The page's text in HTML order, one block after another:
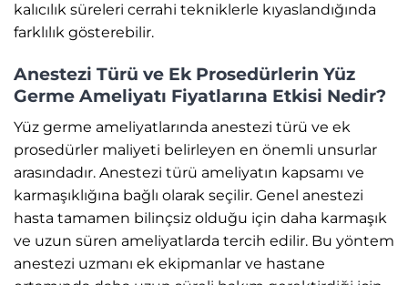
kalıcılık süreleri cerrahi tekniklerle kıyaslandığında
farklılık gösterebilir.
Anestezi Türü ve Ek Prosedürlerin Yüz
Germe Ameliyatı Fiyatlarına Etkisi Nedir?
Yüz germe ameliyatlarında anestezi türü ve ek
prosedürler maliyeti belirleyen en önemli unsurlar
arasındadır. Anestezi türü ameliyatın kapsamı ve
karmaşıklığına bağlı olarak seçilir. Genel anestezi
hasta tamamen bilinçsiz olduğu için daha karmaşık
ve uzun süren ameliyatlarda tercih edilir. Bu yöntem
anestezi uzmanı ek ekipmanlar ve hastane